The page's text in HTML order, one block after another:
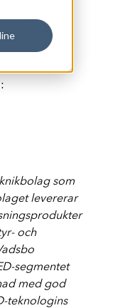
datum för
som
levererar
och
segmentet
med god
teknologins